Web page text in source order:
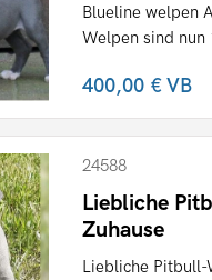
Blueline welpen
Welpen sind nun
400,00 €VB
24588
Liebliche
Zuhause
Liebliche Pitbull-